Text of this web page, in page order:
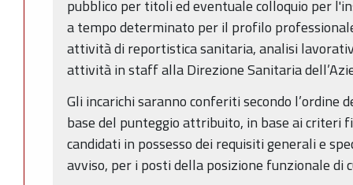
pubblico per titoli ed eventuale colloquio per
a tempo determinato per il profilo
attività di reportistica sanitaria, analisi
attività in staff alla Direzione Sanitaria
Gli incarichi saranno conferiti secondo l’ordine
base del punteggio attribuito, in base ai criteri
candidati in possesso dei requisiti generali e
avviso, per i posti della posizione funzionale di